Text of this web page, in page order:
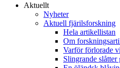
Aktuellt
Nyheter
Aktuell fjärilsforskning
Hela artikellistan
Om
Varför förlorade
Slingrande slåtter